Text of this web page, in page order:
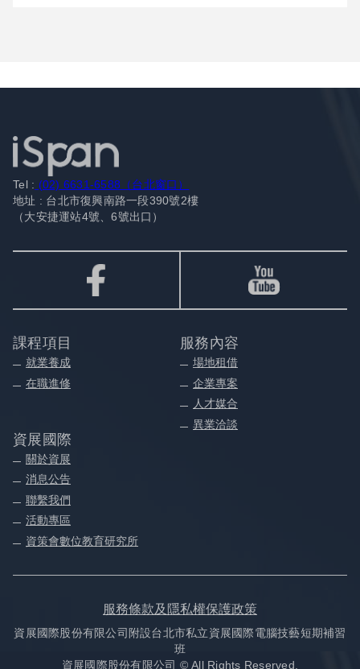
Tel : (02) 6631-6588（台北窗口）
地址 : 台北市復興南路一段390號2樓
（大安捷運站4號、6號出口）
課程項目
就業養成
在職進修
服務內容
場地租借
企業專案
人才媒合
異業洽談
資展國際
關於資展
消息公告
聯繫我們
活動專區
資策會數位教育研究所
服務條款及隱私權保護政策
資展國際股份有限公司附設台北市私立資展國際電腦技藝短期補習
班
資展國際股份有限公司 © All Rights Reserved.